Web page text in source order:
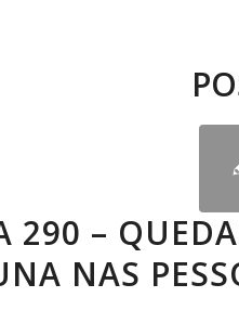
290 –
NAS